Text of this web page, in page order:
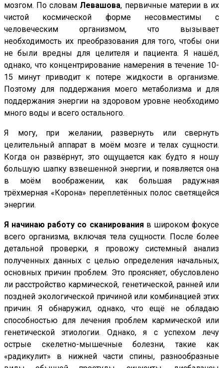
мозгом. По словам Левашова, первичные материи в их
чистой космической форме несовместимы с
человеческим организмом, что вызывает
необходимость их преобразования для того, чтобы они
не были вредны для целителя и пациента. Я нашёл,
однако, что концентрирование намерения в течение 10-
15 минут приводит к потере жидкости в организме.
Поэтому для поддержания моего метаболизма и для
поддержания энергии на здоровом уровне необходимо
много воды и всего остального.
Я могу, при желании, развернуть или свернуть
целительный аппарат в моём мозге и телах сущности.
Когда он развёрнут, это ощущается как будто я ношу
большую шапку взвешенной энергии, и появляется она
в моём воображении, как большая радужная
трёхмерная «Корона» переплетённых полос светящейся
энергии.
Я начинаю работу со сканированияв широком фокусе
всего организма, включая тела сущности. После более
детальной проверки, я провожу системный анализ
полученных данных с целью определения начальных,
основных причин проблем. Это проясняет, обусловлено
ли расстройство кармической, генетической, ранней или
поздней экологической причиной или комбинацией этих
причин. Я обнаружил, однако, что ещё не обладаю
способностью для лечения проблем кармической или
генетической этиологии. Однако, я с успехом лечу
острые скелетно-мышечные болезни, такие как
«радикулит» в нижней части спины, разнообразные